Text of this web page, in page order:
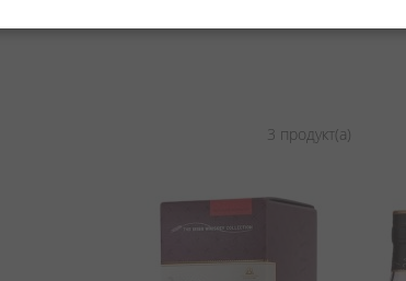
3 продукт(а)